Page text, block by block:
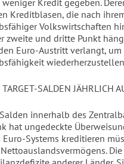
Kredit gegeben.
Kreditblasen, die nach
Volkswirtschaften
zweite und dritte Punkt
Euro-Austritt verlangt,
SALDEN JÄHRLICH
innerhalb des
hat ungedeckte
Euro-Systems kreditieren